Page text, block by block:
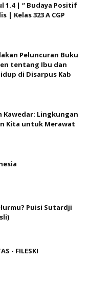
1.4 | “ Budaya Positif
| Kelas 323 A CGP
Peluncuran Buku
tentang Ibu dan
di Disarpus Kab
Kawedar: Lingkungan
Kita untuk Merawat
Puisi Sutardji
- FILESKI